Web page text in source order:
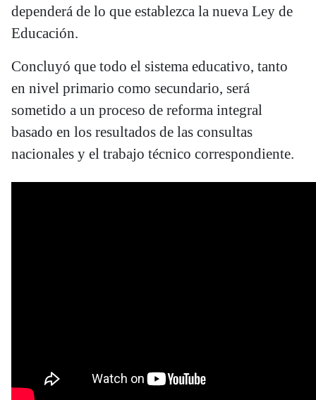
dependerá de lo que establezca la nueva Ley de
Educación.
Concluyó que todo el sistema educativo, tanto
en nivel primario como secundario, será
sometido a un proceso de reforma integral
basado en los resultados de las consultas
nacionales y el trabajo técnico correspondiente.